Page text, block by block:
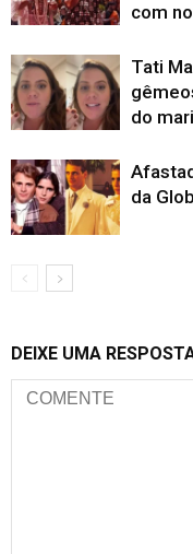
com
Tati
do
da
DEIXE UMA